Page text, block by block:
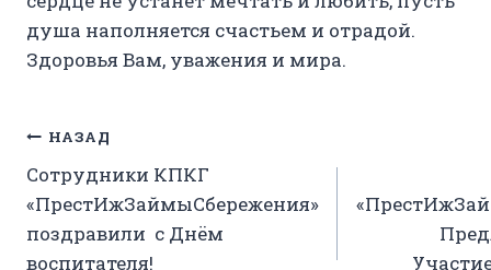
душа наполняется счастьем и отрадой.
Здоровья Вам, уважения и мира.
Навигация
по
записям
НАЗАД
Сотрудники КПКГ
«ПрестИжЗаймыСбережения»
поздравили с Днём
воспитателя!